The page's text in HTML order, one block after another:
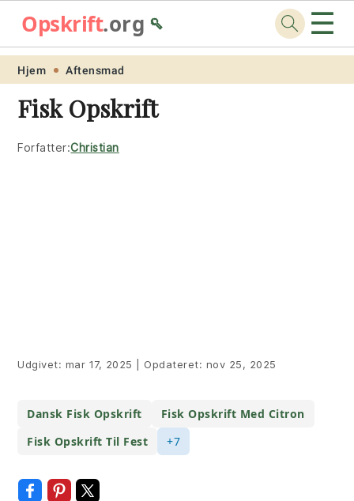
Skip
primary
navigation
Skip
main
content
Skip
primary
sidebar
Skip
footer
Opskrift.org🥄 ☰
Hjem Aftensmad
Fisk Opskrift
Forfatter:Christian
Udgivet: mar 17, 2025 Opdateret: nov 25, 2025
Dansk Fisk Opskrift
Fisk Opskrift Med Citron
Fisk Opskrift Til Fest
+7